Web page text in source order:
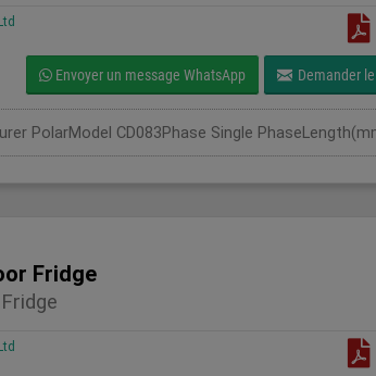
Envoyer un message WhatsApp Demander
Fridge